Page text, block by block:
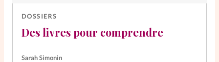
DOSSIERS
Des livres pour comprendre
Sarah Simonin